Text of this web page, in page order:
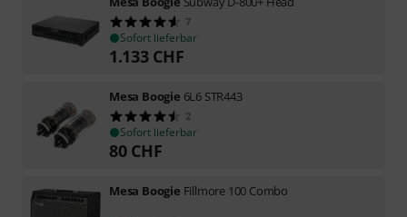
7
Sofort lieferbar
1.133 CHF
Mesa Boogie 6L6 STR443
2
Sofort lieferbar
80 CHF
Mesa Boogie Fillmore 100 Combo